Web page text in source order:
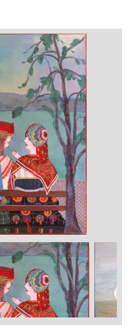
Коллекция
музея
Музей
Применить
Сбросить